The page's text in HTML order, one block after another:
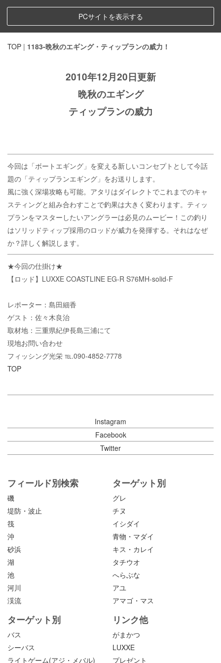
PCサイトを表示する
TOP | 1183-晩秋のエギング・ティップランの威力！
2010年12月20日更新
晩秋のエギング
ティップランの威力
今回は「ボートエギング」を変える新しいコンセプトとして今話
題の「ティップランエギング」をお送りします。
風に強く深場攻略も可能。アタリはダイレクトでこれまでのキャ
スティングと組み合わすことで釣果は大きく変わります。ティッ
プランをマスターしたいアングラーは必見のムービー！この釣り
はソリッドティップ採用のロッドが威力を発揮する。それはなぜ
か？詳しく解説します。
★今回の仕掛け★
【ロッド】LUXXE COASTLINE EG-R S76MH-solid-F
レポーター：島田細香
ゲスト：佐々木良治
取材地：三重県紀伊長島三浦にて
現地お問い合わせ
フィッシング光栄 ℡.090-4852-7778
TOP
Instagram
Facebook
Twitter
フィールド別検索
磯
堤防・波止
筏
沖
砂浜
湖
池
河川
渓流
ターゲット別
グレ
チヌ
イシダイ
青物・マダイ
キス・カレイ
タチウオ
へらぶな
アユ
アマゴ・マス
ターゲット別
バス
シーバス
ライトゲーム(アジ・メバル)
リンク他
がまかつ
LUXXE
プレゼント